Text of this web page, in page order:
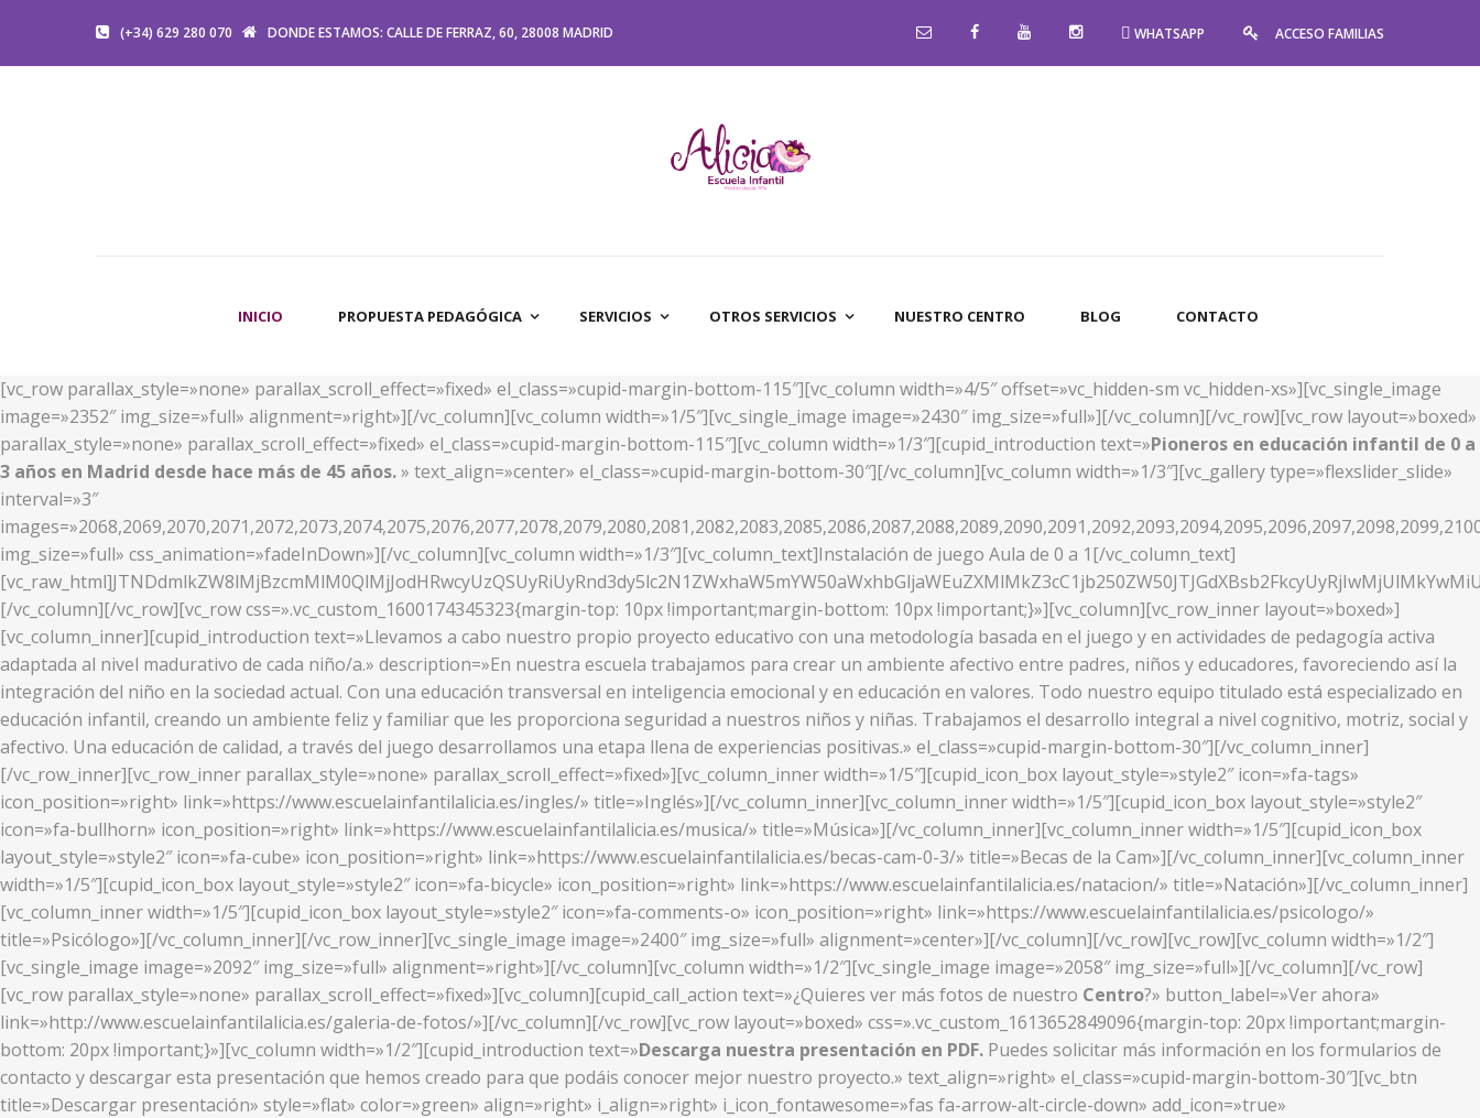
(+34) 629 280 070 DONDE ESTAMOS: CALLE DE FERRAZ, 60, 28008 MADRID WHATSAPP ACCESO FAMILIAS
INICIO PROPUESTA PEDAGÓGICA SERVICIOS OTROS SERVICIOS NUESTRO CENTRO BLOG CONTACTO
[vc_row parallax_style=»none» parallax_scroll_effect=»fixed» el_class=»cupid-margin-bottom-115″][vc_column width=»4/5″ offset=»vc_hidden-sm vc_hidden-xs»][vc_single_image
image=»2352″ img_size=»full» alignment=»right»][/vc_column][vc_column width=»1/5″][vc_single_image image=»2430″ img_size=»full»][/vc_column][/vc_row][vc_row layout=»boxed»
parallax_style=»none» parallax_scroll_effect=»fixed» el_class=»cupid-margin-bottom-115″][vc_column width=»1/3″][cupid_introduction text=»Pioneros en educación infantil de 0 a
3 años en Madrid desde hace más de 45 años.» text_align=»center» el_class=»cupid-margin-bottom-30″][/vc_column][vc_column width=»1/3″][vc_gallery type=»flexslider_slide»
interval=»3″
img_size=»full» css_animation=»fadeInDown»][/vc_column][vc_column width=»1/3″][vc_column_text]Instalación de juego Aula de 0 a 1[/vc_column_text]
[/vc_column][/vc_row][vc_row css=».vc_custom_1600174345323{margin-top: 10px !important;margin-bottom: 10px !important;}»][vc_column][vc_row_inner layout=»boxed»]
[vc_column_inner][cupid_introduction text=»Llevamos a cabo nuestro propio proyecto educativo con una metodología basada en el juego y en actividades de pedagogía activa
adaptada al nivel madurativo de cada niño/a.» description=»En nuestra escuela trabajamos para crear un ambiente afectivo entre padres, niños y educadores, favoreciendo así la
integración del niño en la sociedad actual. Con una educación transversal en inteligencia emocional y en educación en valores. Todo nuestro equipo titulado está especializado en
educación infantil, creando un ambiente feliz y familiar que les proporciona seguridad a nuestros niños y niñas. Trabajamos el desarrollo integral a nivel cognitivo, motriz, social y
afectivo. Una educación de calidad, a través del juego desarrollamos una etapa llena de experiencias positivas.» el_class=»cupid-margin-bottom-30″][/vc_column_inner]
[/vc_row_inner][vc_row_inner parallax_style=»none» parallax_scroll_effect=»fixed»][vc_column_inner width=»1/5″][cupid_icon_box layout_style=»style2″ icon=»fa-tags»
icon_position=»right» link=»https://www.escuelainfantilalicia.es/ingles/» title=»Inglés»][/vc_column_inner][vc_column_inner width=»1/5″][cupid_icon_box layout_style=»style2″
icon=»fa-bullhorn» icon_position=»right» link=»https://www.escuelainfantilalicia.es/musica/» title=»Música»][/vc_column_inner][vc_column_inner width=»1/5″][cupid_icon_box
layout_style=»style2″ icon=»fa-cube» icon_position=»right» link=»https://www.escuelainfantilalicia.es/becas-cam-0-3/» title=»Becas de la Cam»][/vc_column_inner][vc_column_inner
width=»1/5″][cupid_icon_box layout_style=»style2″ icon=»fa-bicycle» icon_position=»right» link=»https://www.escuelainfantilalicia.es/natacion/» title=»Natación»][/vc_column_inner]
[vc_column_inner width=»1/5″][cupid_icon_box layout_style=»style2″ icon=»fa-comments-o» icon_position=»right» link=»https://www.escuelainfantilalicia.es/psicologo/»
title=»Psicólogo»][/vc_column_inner][/vc_row_inner][vc_single_image image=»2400″ img_size=»full» alignment=»center»][/vc_column][/vc_row][vc_row][vc_column width=»1/2″]
[vc_single_image image=»2092″ img_size=»full» alignment=»right»][/vc_column][vc_column width=»1/2″][vc_single_image image=»2058″ img_size=»full»][/vc_column][/vc_row]
[vc_row parallax_style=»none» parallax_scroll_effect=»fixed»][vc_column][cupid_call_action text=»¿Quieres ver más fotos de nuestro Centro?» button_label=»Ver ahora»
link=»http://www.escuelainfantilalicia.es/galeria-de-fotos/»][/vc_column][/vc_row][vc_row layout=»boxed» css=».vc_custom_1613652849096{margin-top: 20px !important;margin-
bottom: 20px !important;}»][vc_column width=»1/2″][cupid_introduction text=»Descarga nuestra presentación en PDF. Puedes solicitar más información en los formularios de
contacto y descargar esta presentación que hemos creado para que podáis conocer mejor nuestro proyecto.» text_align=»right» el_class=»cupid-margin-bottom-30″][vc_btn
title=»Descargar presentación» style=»flat» color=»green» align=»right» i_align=»right» i_icon_fontawesome=»fas fa-arrow-alt-circle-down» add_icon=»true»